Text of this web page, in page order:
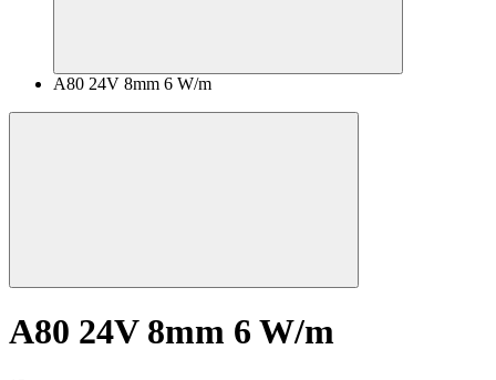
A80 24V 8mm 6 W/m
A80 24V 8mm 6 W/m